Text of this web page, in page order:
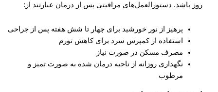
روز باشد. دستورالعمل‌های مراقبتی پس از درمان عبارتند از:
پرهیز از نور خورشید برای چهار تا شش هفته پس از جراحی
استفاده از کمپرس سرد برای کاهش تورم
مصرف مسکن در صورت نیاز
نگهداری روزانه از ناحیه درمان شده به صورت تمیز و
مرطوب